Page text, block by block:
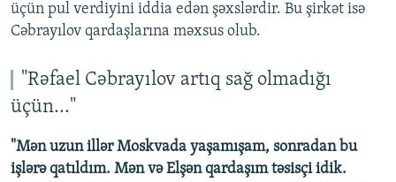
üçün pul verdiyini iddia edən şəxslərdir. Bu şirkət isə
Cəbrayılov qardaşlarına məxsus olub.
"Rəfael Cəbrayılov artıq sağ olmadığı
üçün..."
"Mən uzun illər Moskvada yaşamışam, sonradan bu
işlərə qatıldım. Mən və Elşən qardaşım təsisçi idik.